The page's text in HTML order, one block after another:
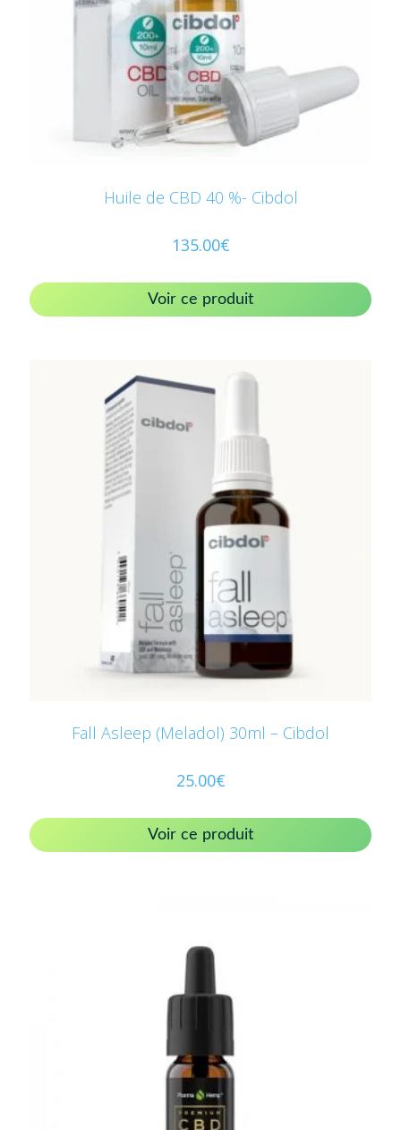
Huile de CBD 40 %- Cibdol
135.00€
Voir ce produit
Fall Asleep (Meladol) 30ml – Cibdol
25.00€
Voir ce produit